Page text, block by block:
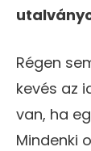
Régen
kevés az
van, ha
Mindenki